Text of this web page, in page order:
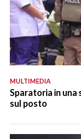
MULTIMEDIA
Sparatoria in una
sul posto